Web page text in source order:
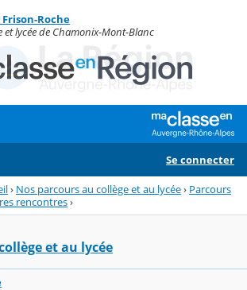
Roche
et lycée de Chamonix-Mont-Blanc
Se connecter
› Nos parcours au collège et au lycée› Parcours
rencontres›
et au lycée